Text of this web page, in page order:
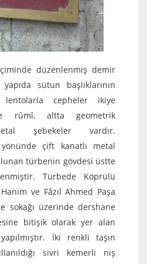
düzenlenmiş demir
sütun başlıklarının
lentolarla cepheler ikiye
rûmî, altta geometrik
şebekeler vardır.
çift kanatlı metal
türbenin gövdesi üstte
Türbede Köprülü
ve Fâzıl Ahmed Paşa
sokağı üzerinde dershane
bitişik olarak yer alan
İki renkli taşın
sivri kemerli niş